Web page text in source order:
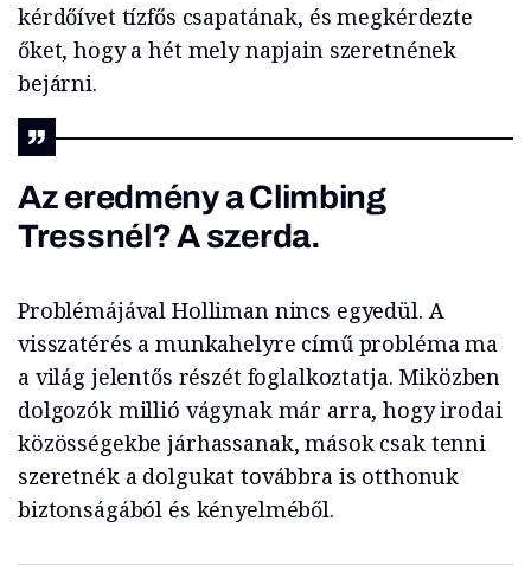
kérdőívet tízfős csapatának, és megkérdezte
őket, hogy a hét mely napjain szeretnének
bejárni.
Az eredmény a Climbing
Tressnél? A szerda.
Problémájával Holliman nincs egyedül. A
visszatérés a munkahelyre című probléma ma
a világ jelentős részét foglalkoztatja. Miközben
dolgozók millió vágynak már arra, hogy irodai
közösségekbe járhassanak, mások csak tenni
szeretnék a dolgukat továbbra is otthonuk
biztonságából és kényelméből.